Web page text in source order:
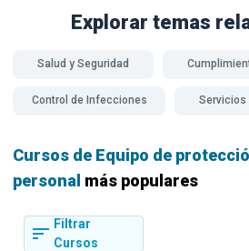
Explorar temas
Salud y Seguridad
Control de Infecciones Servicios
Cursos de Equipo de
personal más populares
Filtrar
Cursos